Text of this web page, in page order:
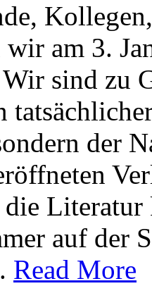
wir am 3.
Wir sind zu
der
Literatur
auf der
Read More